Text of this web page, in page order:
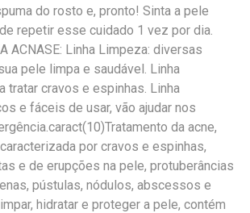
do rosto e, pronto! Sinta a pele
repetir esse cuidado 1 vez por dia.
ACNASE: Linha Limpeza: diversas
pele limpa e saudável. Linha
tratar cravos e espinhas. Linha
e fáceis de usar, vão ajudar nos
da acne,
por cravos e espinhas,
e de erupções na pele, protuberâncias
pústulas, nódulos, abscessos e
hidratar e proteger a pele, contém